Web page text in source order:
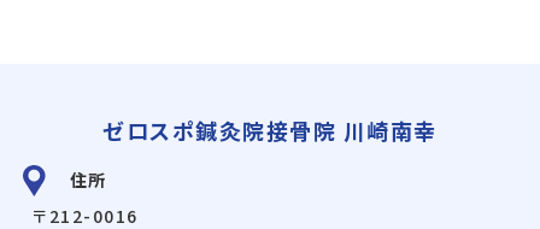
ゼロスポ鍼灸院接骨院 川崎南幸
住所
〒212-0016